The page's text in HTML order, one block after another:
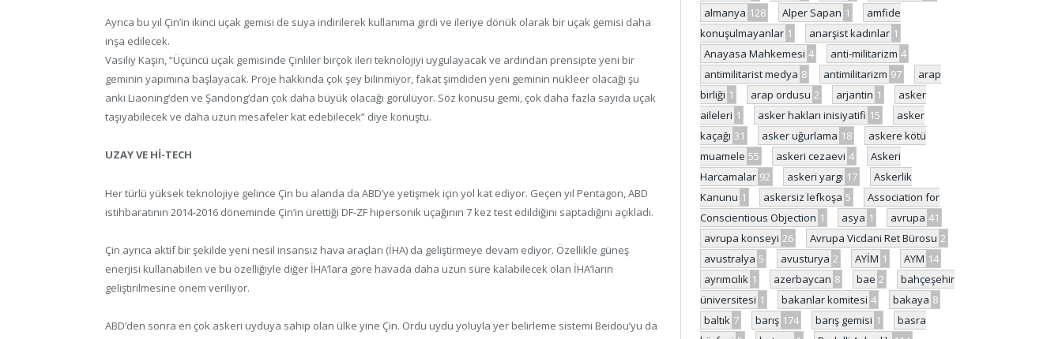
Ayrıca bu yıl Çin’in ikinci uçak gemisi de suya indirilerek kullanıma girdi ve ileriye dönük olarak bir uçak gemisi daha
inşa edilecek.
Vasiliy Kaşin, “Üçüncü uçak gemisinde Çinliler birçok ileri teknolojiyi uygulayacak ve ardından prensipte yeni bir
geminin yapımına başlayacak. Proje hakkında çok şey bilinmiyor, fakat şimdiden yeni geminin nükleer olacağı şu
anki Liaoning’den ve Şandong’dan çok daha büyük olacağı görülüyor. Söz konusu gemi, çok daha fazla sayıda uçak
taşıyabilecek ve daha uzun mesafeler kat edebilecek” diye konuştu.
UZAY VE Hİ-TECH
Her türlü yüksek teknolojiye gelince Çin bu alanda da ABD’ye yetişmek için yol kat ediyor. Geçen yıl Pentagon, ABD
istihbaratının 2014-2016 döneminde Çin’in ürettiği DF-ZF hipersonik uçağının 7 kez test edildiğini saptadığını açıkladı.
Çin ayrıca aktif bir şekilde yeni nesil insansız hava araçları (İHA) da geliştirmeye devam ediyor. Özellikle güneş
enerjisi kullanabilen ve bu özelliğiyle diğer İHA’lara göre havada daha uzun süre kalabilecek olan İHA’ların
geliştirilmesine önem veriliyor.
ABD’den sonra en çok askeri uyduya sahip olan ülke yine Çin. Ordu uydu yoluyla yer belirleme sistemi Beidou’yu da
almanya 128 Alper Sapan 1
amfide
konuşulmayanlar 1 anarşist kadınlar 1
Anayasa Mahkemesi 4 anti-militarizm 4
antimilitarist medya 8 antimilitarizm 97
arap
birliği 1 arap ordusu 2 arjantin 1
asker
aileleri 1 asker hakları inisiyatifi 15
asker
kaçağı 31 asker uğurlama 18
askere kötü
muamele 55 askeri cezaevi 4
Askeri
Harcamalar 92 askeri yargı 17
Askerlik
Kanunu 1 askersiz lefkoşa 5
Association for
Conscientious Objection 1 asya 1 avrupa 41
avrupa konseyi 26 Avrupa Vicdani Ret Bürosu 2
avustralya 5 avusturya 2 AYİM 1 AYM 14
ayrımcılık 1 azerbaycan 8 bae 2
bahçeşehir
üniversitesi 1 bakanlar komitesi 4 bakaya 8
baltık 7 barış 174 barış gemisi 1
basra